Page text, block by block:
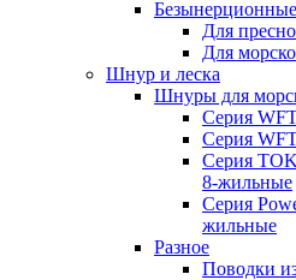
Безынерционные
Для
Для
Шнур и леска
Шнуры для
Серия
Серия
Серия
8-жильные
Серия
жильные
Разное
Поводки